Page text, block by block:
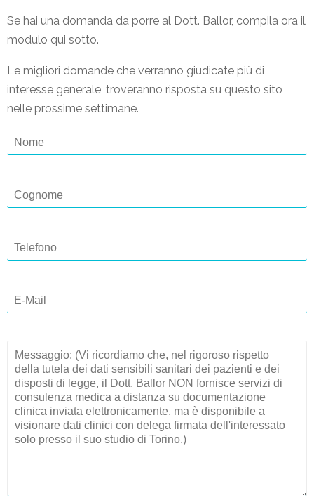
Se hai una domanda da porre al Dott. Ballor, compila ora il
modulo qui sotto.
Le migliori domande che verranno giudicate più di
interesse generale, troveranno risposta su questo sito
nelle prossime settimane.